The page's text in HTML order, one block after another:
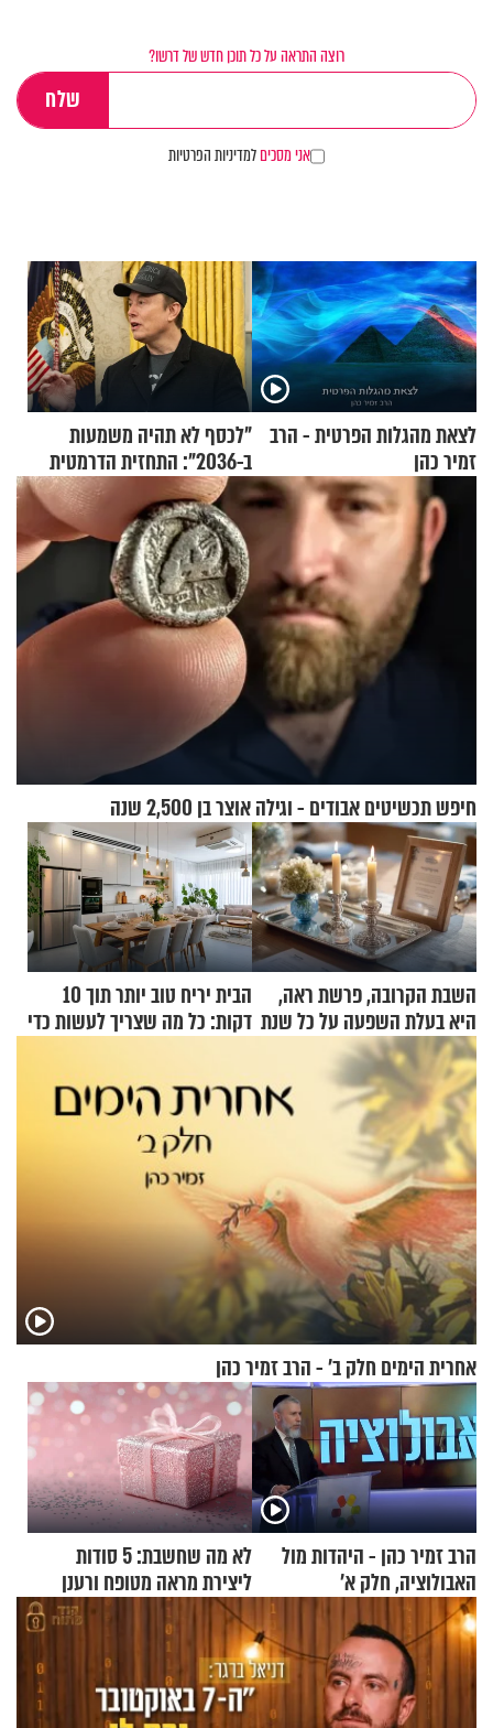
רוצה התראה על כל תוכן חדש של דרשו?
אני מסכיםלמדיניות הפרטיות
לצאת מהגלות הפרטית - הרב
זמיר כהן
"לכסף לא תהיה משמעות
ב-2036": התחזית הדרמטית
של אילון מאסק על עתיד
הכלכלה
חיפש תכשיטים אבודים - וגילה אוצר בן 2,500 שנה
השבת הקרובה, פרשת ראה,
היא בעלת השפעה על כל שנת
תשפ"ז
הבית יריח טוב יותר תוך 10
דקות: כל מה שצריך לעשות כדי
אחרית הימים חלק ב’ - הרב זמיר כהן
הרב זמיר כהן - היהדות מול
האבולוציה, חלק א’
לא מה שחשבת: 5 סודות
ליצירת מראה מטופח ורענן